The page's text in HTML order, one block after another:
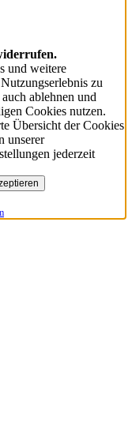
und weitere
zu
ablehnen und
Cookies nutzen.
Übersicht der Cookies
unserer
jederzeit